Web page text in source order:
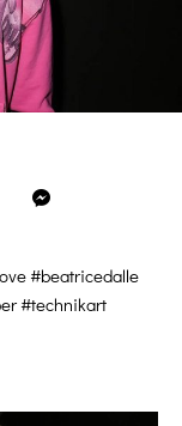
#beatricedalle
#technikart